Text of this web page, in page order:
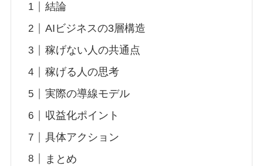
結論
AIビジネスの3層構造
稼げない人の共通点
稼げる人の思考
実際の導線モデル
収益化ポイント
具体アクション
まとめ